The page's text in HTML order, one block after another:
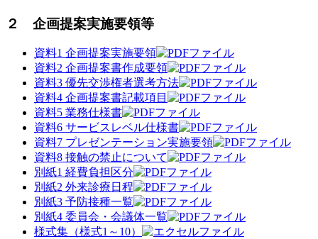
２ 企画提案実施要領等
資料1 企画提案実施要領
資料2 企画提案書作成要領
資料3 優先交渉権者選考方法
資料4 企画提案書記載項目
資料5 業務仕様書
資料6 サービスレベル仕様書
資料7 プレゼンテーション実施要領
資料8 接触の禁止について
別紙1 経費負担区分
別紙2 外来診療日程
別紙3 予防接種一覧
別紙4 委員会・会議体一覧
様式集（様式1～10）